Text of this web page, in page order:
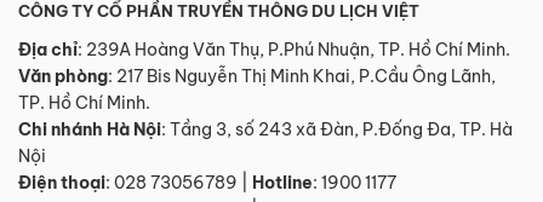
CÔNG TY CỔ PHẦN TRUYỀN THÔNG DU LỊCH VIỆT
Địa chỉ: 239A Hoàng Văn Thụ, P.Phú Nhuận, TP. Hồ Chí Minh.
Văn phòng: 217 Bis Nguyễn Thị Minh Khai, P.Cầu Ông Lãnh,
TP. Hồ Chí Minh.
Chi nhánh Hà Nội: Tầng 3, số 243 xã Đàn, P.Đống Đa, TP. Hà
Nội
Điện thoại: 028 73056789 Hotline: 1900 1177